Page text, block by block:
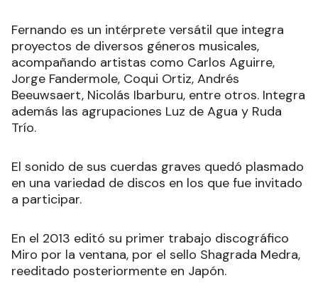
Fernando es un intérprete versátil que integra
proyectos de diversos géneros musicales,
acompañando artistas como Carlos Aguirre,
Jorge Fandermole, Coqui Ortiz, Andrés
Beeuwsaert, Nicolás Ibarburu, entre otros. Integra
además las agrupaciones Luz de Agua y Ruda
Trío.
El sonido de sus cuerdas graves quedó plasmado
en una variedad de discos en los que fue invitado
a participar.
En el 2013 editó su primer trabajo discográfico
Miro por la ventana, por el sello Shagrada Medra,
reeditado posteriormente en Japón.